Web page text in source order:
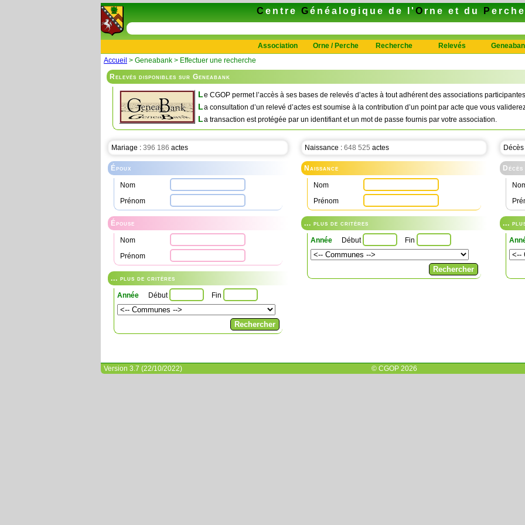
C entre Généalogique de l' O rne et du P erche
Association Orne / Perche Recherche Relevés
Accueil > Geneabank > Effectuer une recherche
Relevés disponibles sur Geneabank
Le CGOP permet l’accès à ses bases de relevés d’actes à tout adhérent des associations
La consultation d’un relevé d’actes est soumise à la contribution d’un point par acte que vous
La transaction est protégée par un identifiant et un mot de passe fournis par votre association.
Mariage : 396 186 actes
Époux
Nom
Prénom
Épouse
Nom
Prénom
... plus de critères
Année Début Fin
Naissance : 648 525 actes
Naissance
Nom
Prénom
... plus de critères
Année Début Fin
Décès
Décès
...
Version 3.7 (22/10/2022) © CGOP 2026